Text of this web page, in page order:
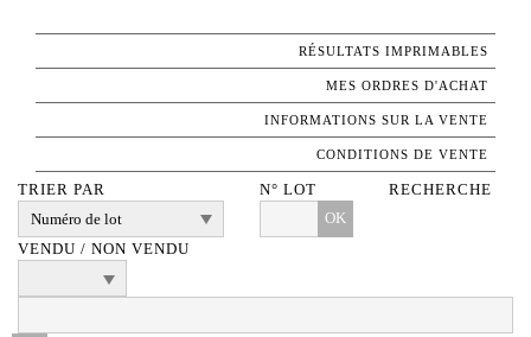
RÉSULTATS IMPRIMABLES
MES ORDRES D'ACHAT
INFORMATIONS SUR LA VENTE
CONDITIONS DE VENTE
TRIER PAR
N° LOT
OK
VENDU / NON VENDU
RECHERCHE